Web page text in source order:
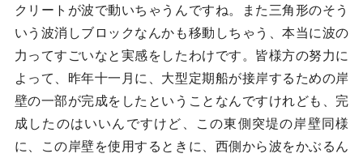
クリートが波で動いちゃうんですね。また三角形のそう
いう波消しブロックなんかも移動しちゃう、本当に波の
力ってすごいなと実感をしたわけです。皆様方の努力に
よって、昨年十一月に、大型定期船が接岸するための岸
壁の一部が完成をしたということなんですけれども、完
成したのはいいんですけど、この東側突堤の岸壁同様
に、この岸壁を使用するときに、西側から波をかぶるん